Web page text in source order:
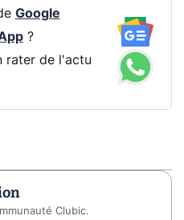
Google
?
rater de l'actu
Clubic.